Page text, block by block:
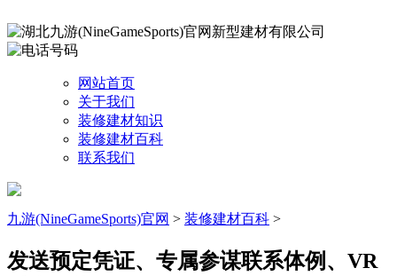
网站首页
关于我们
装修建材知识
装修建材百科
联系我们
九游(NineGameSports)官网 > 装修建材百科 >
发送预定凭证、专属参谋联系体例、VR